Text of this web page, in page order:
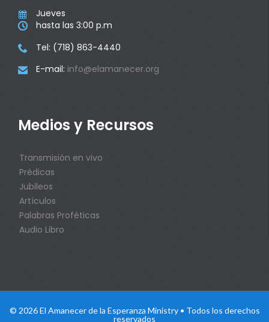
 Jueves
 hasta las 3:00 p.m
 Tel: (718) 863-4440
 E-mail: info@elamanecer.org
Medios y Recursos
Transmisión en vivo
Prédicas
Jubileos
Artículos
Palabras Proféticas
Audio Libro
© 2026 El Amanecer de la Esperanza Ministry • Todos los derechos
reservados